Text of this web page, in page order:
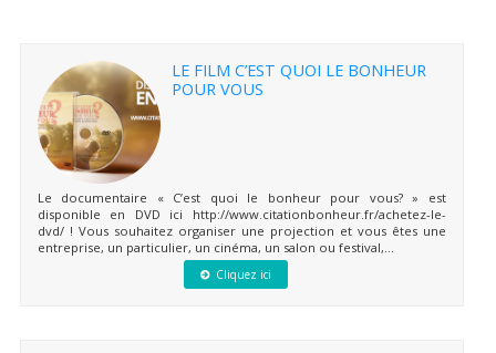
LE FILM C’EST QUOI LE BONHEUR
POUR VOUS
Le documentaire « C’est quoi le bonheur pour vous? » est
disponible en DVD ici http://www.citationbonheur.fr/achetez-le-
dvd/ ! Vous souhaitez organiser une projection et vous êtes une
entreprise, un particulier, un cinéma, un salon ou festival,...
Cliquez ici